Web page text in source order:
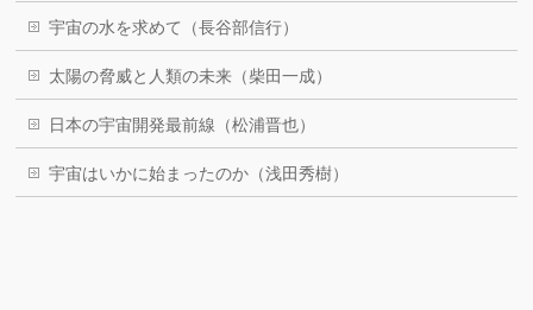
宇宙の水を求めて（長谷部信行）
太陽の脅威と人類の未来（柴田一成）
日本の宇宙開発最前線（松浦晋也）
宇宙はいかに始まったのか（浅田秀樹）